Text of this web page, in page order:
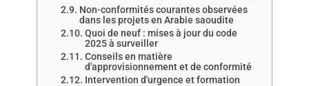
Non-conformités courantes observées
dans les projets en Arabie saoudite
Quoi de neuf : mises à jour du code
2025 à surveiller
Conseils en matière
d'approvisionnement et de conformité
Intervention d'urgence et formation